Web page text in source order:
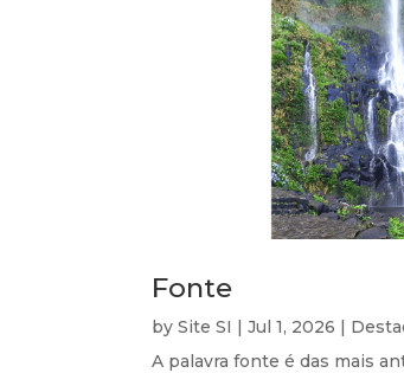
Fonte
by Site SI | Jul 1, 2026 |
A palavra fonte é das mais